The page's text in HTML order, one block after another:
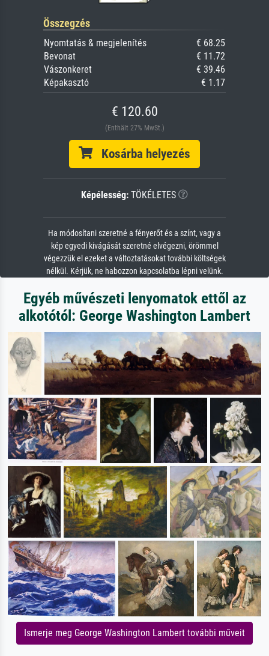
Összegzés
Nyomtatás & megjelenítés
€ 68.25
Bevonat
€ 11.72
Vászonkeret
€ 39.46
Képakasztó
€ 1.17
€ 120.60
(Enthält 27% MwSt.)
Kosárba helyezés
Képélesség: TÖKÉLETES
Ha módosítani szeretné a fényerőt és a színt, vagy a
kép egyedi kivágását szeretné elvégezni, örömmel
végezzük el ezeket a változtatásokat további költségek
nélkül. Kérjük, ne habozzon kapcsolatba lépni velünk.
Egyéb művészeti lenyomatok ettől az
alkotótól: George Washington Lambert
Ismerje meg George Washington Lambert további műveit